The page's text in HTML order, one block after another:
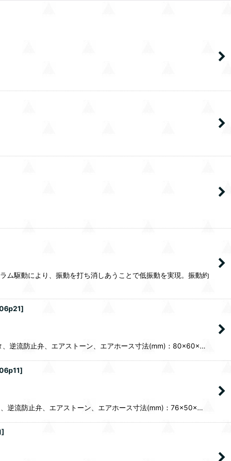
ム駆動により、振動を打ち消しあうことで低振動を実現。振動約
]
逆流防止弁、エアストーン、エアホース寸法(mm)：80×60×…
]
逆流防止弁、エアストーン、エアホース寸法(mm)：76×50×…
]